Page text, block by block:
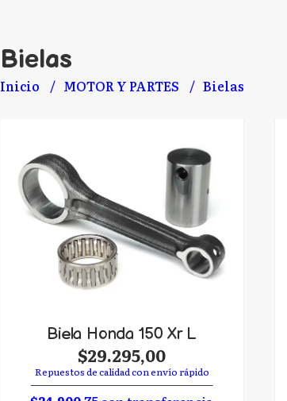
Bielas
Inicio MOTOR Y PARTES Bielas
Biela Honda 150 Xr L
$29.295,00
Repuestos de calidad con envío rápido